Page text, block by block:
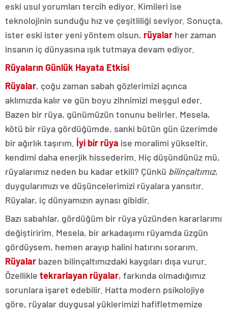
eski usul yorumları tercih ediyor. Kimileri ise
teknolojinin sunduğu hız ve çeşitliliği seviyor. Sonuçta,
ister eski ister yeni yöntem olsun, rüyalar her zaman
insanın iç dünyasına ışık tutmaya devam ediyor.
Rüyaların Günlük Hayata Etkisi
Rüyalar, çoğu zaman sabah gözlerimizi açınca
aklımızda kalır ve gün boyu zihnimizi meşgul eder.
Bazen bir rüya, günümüzün tonunu belirler. Mesela,
kötü bir rüya gördüğümde, sanki bütün gün üzerimde
bir ağırlık taşırım. İyi bir rüya ise moralimi yükseltir,
kendimi daha enerjik hissederim. Hiç düşündünüz mü,
rüyalarımız neden bu kadar etkili? Çünkü bilinçaltımız,
duygularımızı ve düşüncelerimizi rüyalara yansıtır.
Rüyalar, iç dünyamızın aynası gibidir.
Bazı sabahlar, gördüğüm bir rüya yüzünden kararlarımı
değiştiririm. Mesela, bir arkadaşımı rüyamda üzgün
gördüysem, hemen arayıp halini hatırını sorarım.
Rüyalar bazen bilinçaltımızdaki kaygıları dışa vurur.
Özellikle tekrarlayan rüyalar, farkında olmadığımız
sorunlara işaret edebilir. Hatta modern psikolojiye
göre, rüyalar duygusal yüklerimizi hafifletmemize